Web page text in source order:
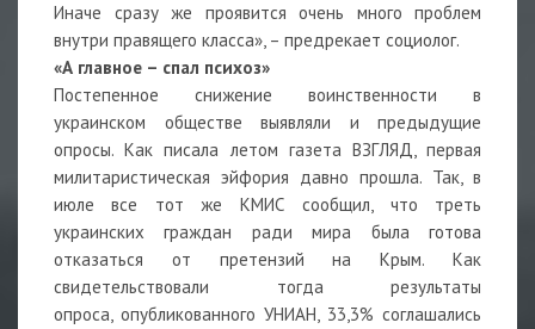
Иначе сразу же проявится очень много проблем
внутри правящего класса», – предрекает социолог.
«А главное – спал психоз»
Постепенное снижение воинственности в
украинском обществе выявляли и предыдущие
опросы. Как писала летом газета ВЗГЛЯД, первая
милитаристическая эйфория давно прошла. Так, в
июле все тот же КМИС сообщил, что треть
украинских граждан ради мира была готова
отказаться от претензий на Крым. Как
свидетельствовали тогда результаты
опроса, опубликованного УНИАН, 33,3% соглашались